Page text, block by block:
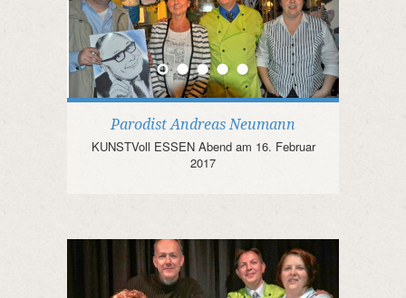
Parodist Andreas Neumann
KUNSTVoll ESSEN Abend am 16. Februar
2017